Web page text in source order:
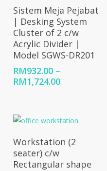
Select Options
Sistem Meja Pejabat
| Desking System
Cluster of 2 c/w
Acrylic Divider |
Model SGWS-DR201
RM932.00 –
RM1,724.00Price
RM1,724.00
Select Options
Workstation (2
seater) c/w
Rectangular shape